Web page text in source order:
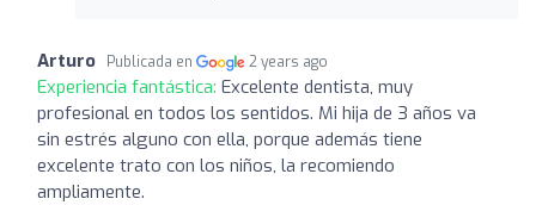
Arturo Publicada en 2 years ago
Experiencia fantástica: Excelente dentista, muy
profesional en todos los sentidos. Mi hija de 3 años va
sin estrés alguno con ella, porque además tiene
excelente trato con los niños, la recomiendo
ampliamente.